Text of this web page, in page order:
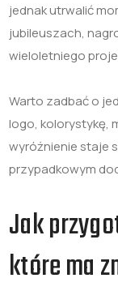
jednak utrwalić
jubileuszach,
wieloletniego
Warto zadbać o
logo, kolorystykę,
wyróżnienie staje
przypadkowym
Jak
które ma